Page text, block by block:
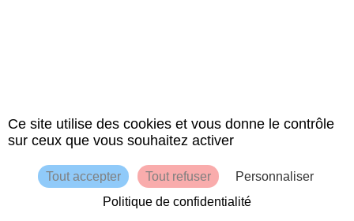
Ce site utilise des cookies et vous donne le contrôle
sur ceux que vous souhaitez activer
Tout accepter Tout refuser
Personnaliser
Politique de confidentialité